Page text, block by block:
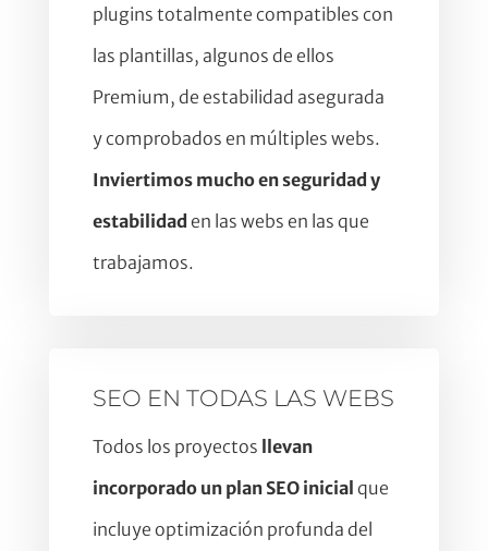
plugins totalmente compatibles con
las plantillas, algunos de ellos
Premium, de estabilidad asegurada
y comprobados en múltiples webs.
Inviertimos mucho en seguridad y
estabilidad en las webs en las que
trabajamos.
SEO EN TODAS LAS WEBS
Todos los proyectos
llevan
incorporado un plan SEO inicial que
incluye optimización profunda del